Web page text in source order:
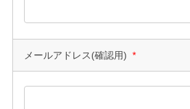
メールアドレス(確認用) *